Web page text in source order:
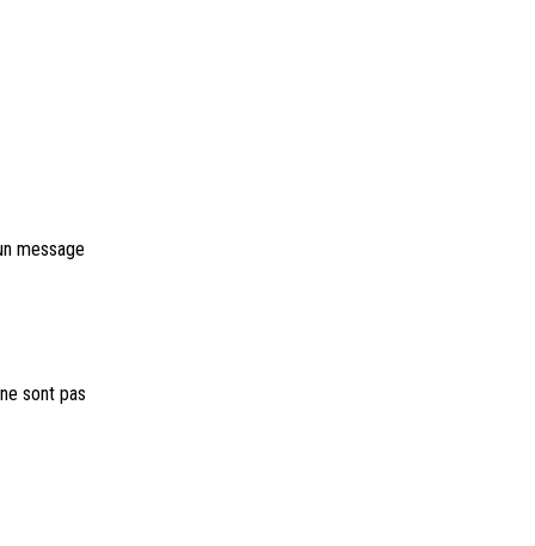
message
sont pas